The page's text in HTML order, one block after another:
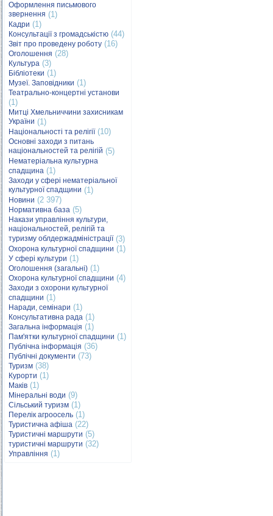
Оформлення письмового
звернення (1)
Кадри (1)
Консультації з громадськістю (44)
Звіт про проведену роботу (16)
Оголошення (28)
Культура (3)
Бібліотеки (1)
Музеї. Заповідники (1)
Театрально-концертні установи
(1)
Митці Хмельниччини захисникам
України (1)
Національності та релігії(10)
Основні заходи з питань
національностей та релігій (5)
Нематеріальна культурна
спадщина (1)
Заходи у сфері нематеріальної
культурної спадщини (1)
Новини (2 397)
Нормативна база (5)
Накази управління культури,
національностей, релігій та
туризму облдержадміністрації(3)
Охорона культурної спадщини (1)
У сфері культури (1)
Оголошення (загальні) (1)
Охорона культурної спадщини (4)
Заходи з охорони культурної
спадщини (1)
Наради, семінари (1)
Консультативна рада (1)
Загальна інформація (1)
Пам'ятки культурної спадщини (1)
Публічна інформація (36)
Публічні документи (73)
Туризм (38)
Курорти (1)
Маків (1)
Мінеральні води (9)
Сільський туризм (1)
Перелік агроосель (1)
Туристична афіша (22)
Туристичні маршрути (5)
туристичні маршрути (32)
Управління (1)